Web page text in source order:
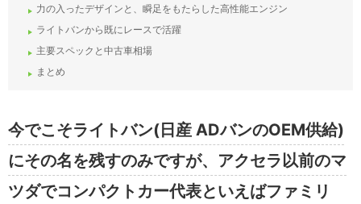
力の入ったデザインと、瞬足をもたらした高性能エンジン
ライトバンから既にレースで活躍
主要スペックと中古車相場
まとめ
今でこそライトバン(日産 ADバンのOEM供給)
にその名を残すのみですが、アクセラ以前のマ
ツダでコンパクトカー代表といえばファミリ